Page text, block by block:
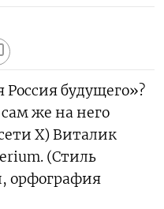
Россия будущего»?
же на него
X) Виталик
(Стиль
орфография